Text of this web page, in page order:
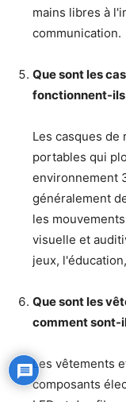
mains libres à
communication.
Que sont les
fonctionnent-ils
Les casques
portables qui
environnement
généralement
les
visuelle et
jeux,
Que sont les
comment sont-
Les vêtements
composants